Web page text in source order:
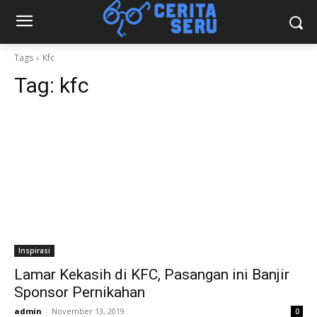
Tags Kfc
Tag: kfc
Inspirasi
Lamar Kekasih di KFC, Pasangan ini Banjir
Sponsor Pernikahan
admin - November 13, 2019 0